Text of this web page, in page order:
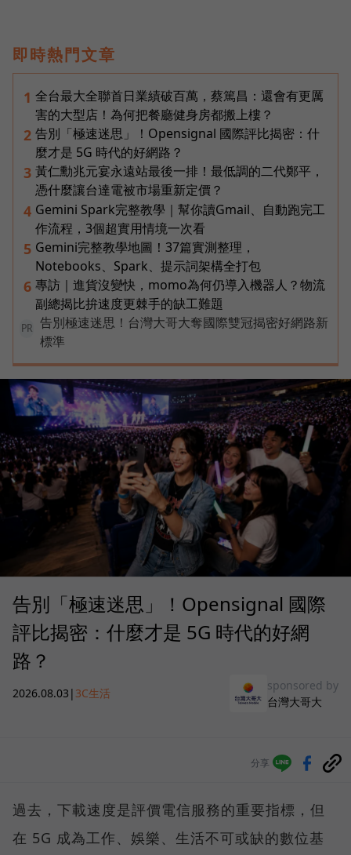
即時熱門文章
1 全台最大全聯首日業績破百萬，蔡篤昌：還會有更厲
害的大型店！為何把餐廳健身房都搬上樓？
2 告別「極速迷思」！Opensignal 國際評比揭密：什
麼才是 5G 時代的好網路？
3 黃仁勳兆元宴永遠站最後一排！最低調的二代鄭平，
憑什麼讓台達電被市場重新定價？
4 Gemini Spark完整教學｜幫你讀Gmail、自動跑完工
作流程，3個超實用情境一次看
5 Gemini完整教學地圖！37篇實測整理，
Notebooks、Spark、提示詞架構全打包
6 專訪｜進貨沒變快，momo為何仍導入機器人？物流
副總揭比拚速度更棘手的缺工難題
PR
告別極速迷思！台灣大哥大奪國際雙冠揭密好網路新
標準
告別「極速迷思」！Opensignal 國際
評比揭密：什麼才是 5G 時代的好網
路？
2026.08.03 | 3C生活
sponsored by
台灣大哥大
分享
過去，下載速度是評價電信服務的重要指標，但
在 5G 成為工作、娛樂、生活不可或缺的數位基